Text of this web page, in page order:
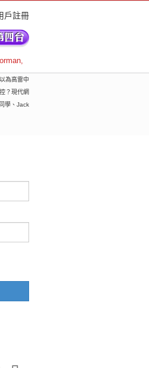
戶註冊
,
為高雷中
？現代網
學、Jack